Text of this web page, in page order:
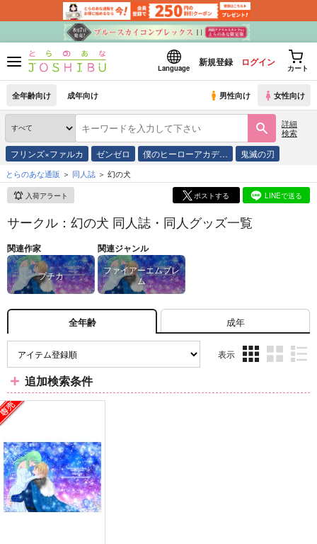
Language
新規登録 ログイン
カート
全年齢向け 成年向け 男性向け 女性向け
詳細
検索
フリンズ×ファルカ ゼンゼロ 僕のヒーローアカデ… 鬼滅の刃
とらのあな通販 同人誌 幻の犬
入荷アラート ポストする LINEで送る
サークル：幻の犬 同人誌・同人グッズ一覧
関連作家
プチカ
関連ジャンル
ファイアーエムブレ
ム
全年齢 成年
表示
ム
ム
ム
追加検索条件